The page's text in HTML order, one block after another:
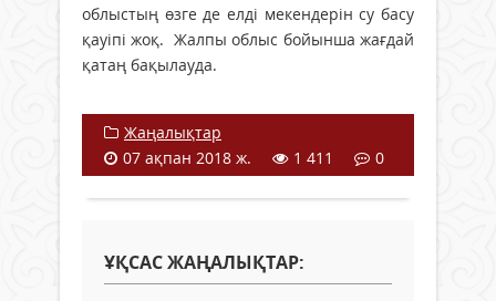
облыстың өзге де елді мекендерін су басу
қауіпі жоқ. Жалпы облыс бойынша жағдай
қатаң бақылауда.
Жаңалықтар
07 ақпан 2018 ж.
1 411 0
ҰҚСАС ЖАҢАЛЫҚТАР: